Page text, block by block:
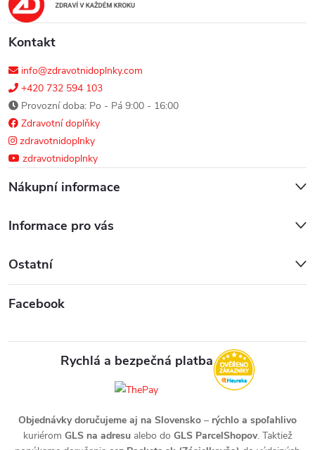
Kontakt
info@zdravotnidoplnky.com
+420 732 594 103
Provozní doba: Po - Pá 9:00 - 16:00
Zdravotní doplňky
zdravotnidoplnky
zdravotnidoplnky
Nákupní informace
Informace pro vás
Ostatní
Facebook
Rychlá a bezpečná platba
Objednávky doručujeme aj na Slovensko – rýchlo a spoľahlivo
kuriérom GLS na adresualebo do GLS ParcelShopov. Taktiež